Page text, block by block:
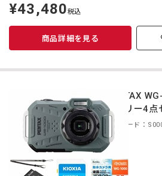
定
価
¥43,480税込
商品詳細を見る
PENTAX
セサリー4点
商品コード：